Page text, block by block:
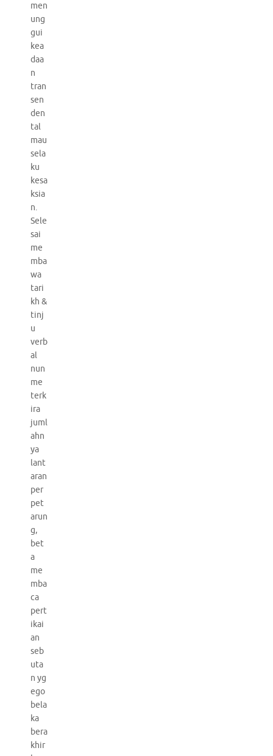
men
ung
gui
kea
daa
n
tran
sen
den
tal
mau
sela
ku
kesa
ksia
n.
Sele
sai
me
mba
wa
tari
kh &
tinj
u
verb
al
nun
me
terk
ira
juml
ahn
ya
lant
aran
per
pet
arun
g,
bet
a
me
mba
ca
pert
ikai
an
seb
uta
n yg
ego
bela
ka
bera
khir